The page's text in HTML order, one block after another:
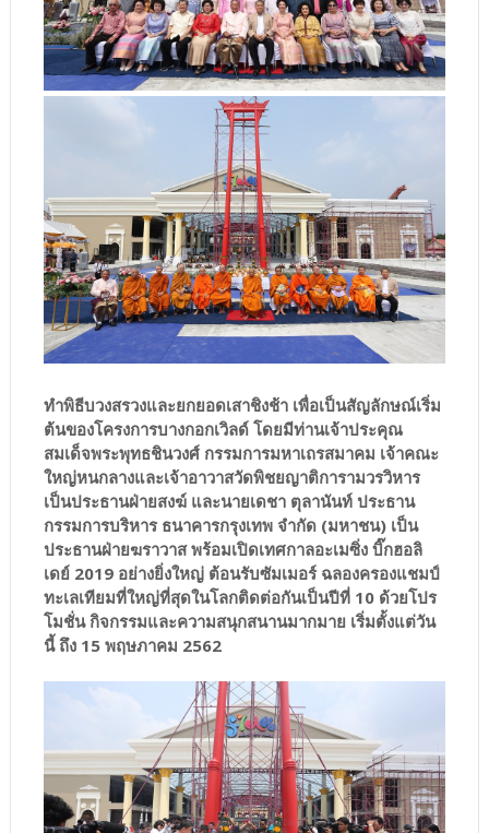
ทำพิธีบวงสรวงและยกยอดเสาชิงช้า เพื่อเป็นสัญลักษณ์เริ่ม
ต้นของโครงการบางกอกเวิลด์ โดยมีท่านเจ้าประคุณ
สมเด็จพระพุทธชินวงศ์ กรรมการมหาเถรสมาคม เจ้าคณะ
ใหญ่หนกลางและเจ้าอาวาสวัดพิชยญาติการามวรวิหาร
เป็นประธานฝ่ายสงฆ์ และนายเดชา ตุลานันท์ ประธาน
กรรมการบริหาร ธนาคารกรุงเทพ จำกัด (มหาชน) เป็น
ประธานฝ่ายฆราวาส พร้อมเปิดเทศกาลอะเมซิ่ง บิ๊กฮอลิ
เดย์ 2019 อย่างยิ่งใหญ่ ต้อนรับซัมเมอร์ ฉลองครองแชมป์
ทะเลเทียมที่ใหญ่ที่สุดในโลกติดต่อกันเป็นปีที่ 10 ด้วยโปร
โมชั่น กิจกรรมและความสนุกสนานมากมาย เริ่มตั้งแต่วัน
นี้ ถึง 15 พฤษภาคม 2562